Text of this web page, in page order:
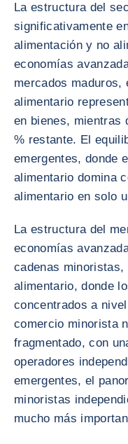
La estructura del
significativamente
alimentación y no
economías
mercados
alimentario
en bienes, mientras
% restante. El
emergentes, donde
alimentario domina
alimentario en solo
La estructura del
economías
cadenas
alimentario, donde
concentrados a
comercio minorista
fragmentado, con
operadores
emergentes, el
minoristas
mucho más